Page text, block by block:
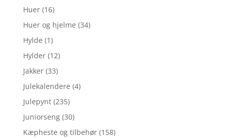
Huer (16)
Huer og hjelme (34)
Hylde (1)
Hylder (12)
Jakker (33)
Julekalendere (4)
Julepynt (235)
Juniorseng (30)
Kæpheste og tilbehør (158)